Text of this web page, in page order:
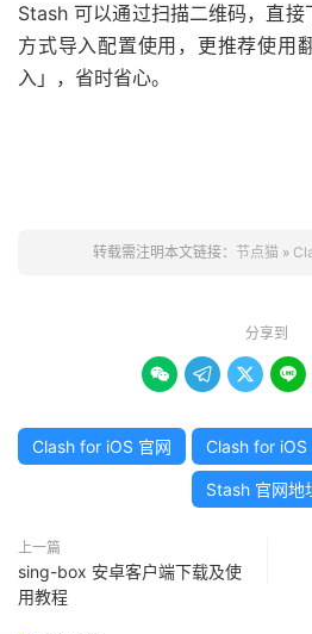
Stash 可以通过扫描二维码，直
方式导入配置使用，更推荐使用
入」，省时省心。
转载需注明本文链接： 节点猫 »
分享到
   
Clash for iOS 官网 Clash for iOS
Stash 官网地
上一篇
sing-box 安卓客户端下载及使
用教程